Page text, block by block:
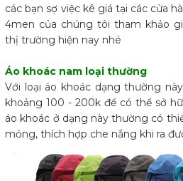
các bạn sợ việc kê giá tại các cửa
4men của chúng tôi tham khảo
thị trường hiện nay nhé
Áo khoác nam loại thường
Với loại áo khoác dạng thường
khoảng 100 - 200k để có thể sở
áo khoác ở dạng này thường có
mỏng, thích hợp che nắng khi ra